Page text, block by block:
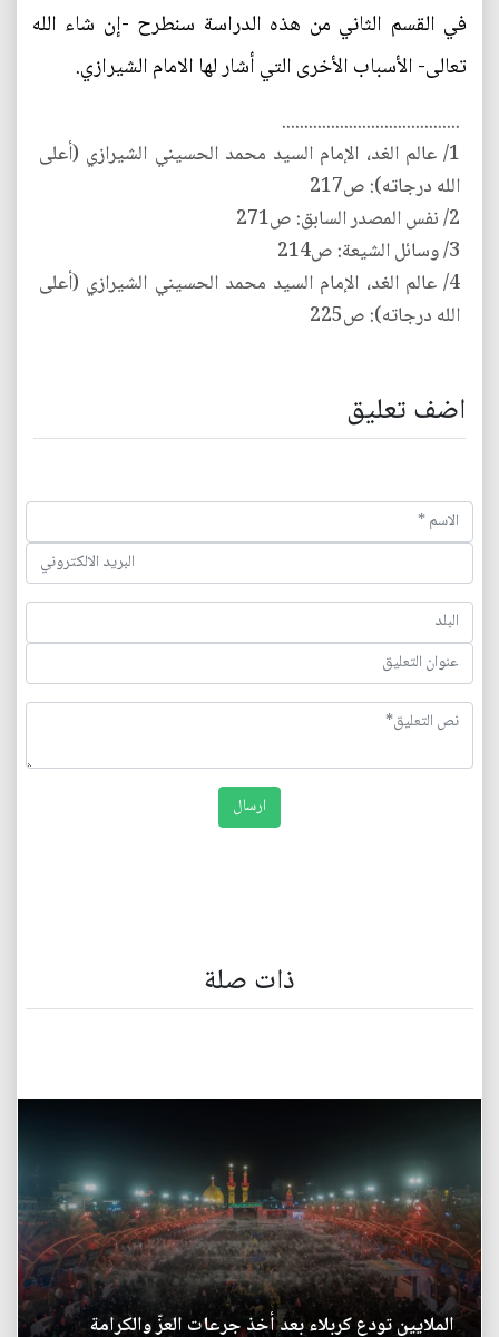
في القسم الثاني من هذه الدراسة سنطرح -إن شاء الله
تعالى- الأسباب الأخرى التي أشار لها الامام الشيرازي.
........................................
1/ عالم الغد، الإمام السيد محمد الحسيني الشيرازي (أعلى
الله درجاته): ص217
2/ نفس المصدر السابق: ص271
3/ وسائل الشيعة: ص214
4/ عالم الغد، الإمام السيد محمد الحسيني الشيرازي (أعلى
الله درجاته): ص225
اضف تعليق
ذات صلة
الملايين تودع كربلاء بعد أخذ جرعات العزّ والكرامة